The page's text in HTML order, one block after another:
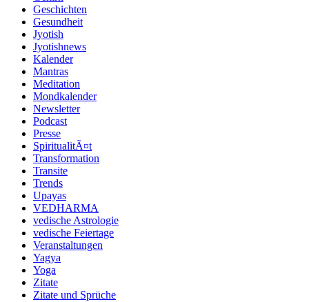
Geschichten
Gesundheit
Jyotish
Jyotishnews
Kalender
Mantras
Meditation
Mondkalender
Newsletter
Podcast
Presse
SpiritualitÃ¤t
Transformation
Transite
Trends
Upayas
VEDHARMA
vedische Astrologie
vedische Feiertage
Veranstaltungen
Yagya
Yoga
Zitate
Zitate und Sprüche